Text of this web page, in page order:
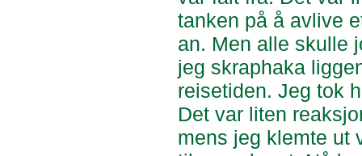
tanken på å avlive
an. Men alle skulle
jeg skraphaka
reisetiden. Jeg tok
Det var liten
mens jeg klemte ut